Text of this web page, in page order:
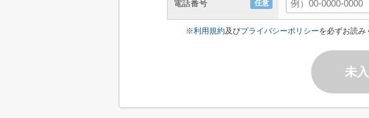
電話番号 任意
※利用規約及びプライバシーポリシーを必ずお読み
未